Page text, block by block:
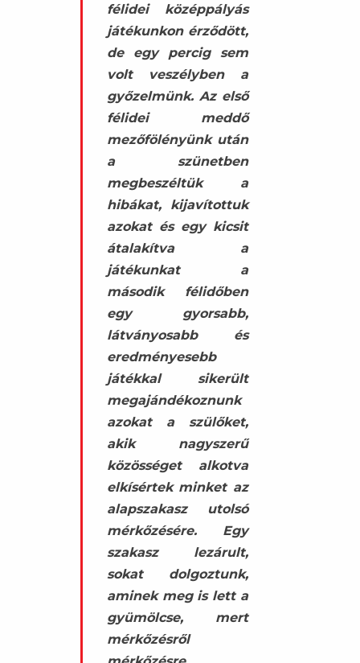
félidei középpályás
játékunkon érződött,
de egy percig sem
volt veszélyben a
győzelmünk. Az első
félidei meddő
mezőfölényünk után
a szünetben
megbeszéltük a
hibákat, kijavítottuk
azokat és egy kicsit
átalakítva a
játékunkat a
második félidőben
egy gyorsabb,
látványosabb és
eredményesebb
játékkal sikerült
megajándékoznunk
azokat a szülőket,
akik nagyszerű
közösséget alkotva
elkísértek minket az
alapszakasz utolsó
mérkőzésére. Egy
szakasz lezárult,
sokat dolgoztunk,
aminek meg is lett a
gyümölcse, mert
mérkőzésről